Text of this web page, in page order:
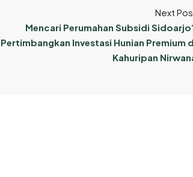
Next
Mencari Perumahan Subsidi
Pertimbangkan Investasi Hunian Premium
Kahuripan